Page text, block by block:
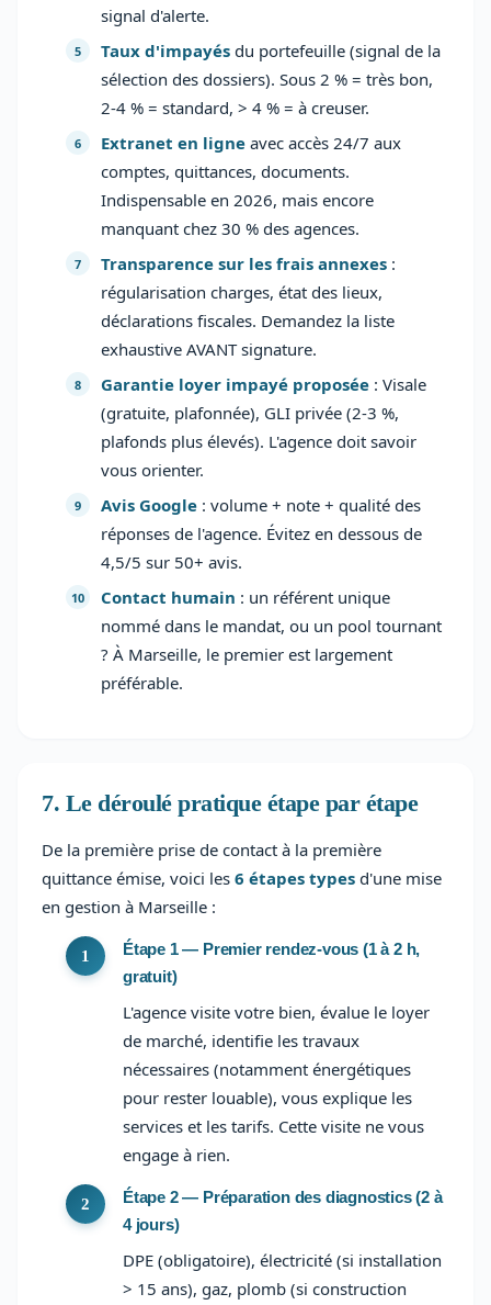
signal d'alerte.
Taux d'impayés du portefeuille (signal de la
sélection des dossiers). Sous 2 % = très bon,
2-4 % = standard, > 4 % = à creuser.
Extranet en ligne avec accès 24/7 aux
comptes, quittances, documents.
Indispensable en 2026, mais encore
manquant chez 30 % des agences.
Transparence sur les frais annexes :
régularisation charges, état des lieux,
déclarations fiscales. Demandez la liste
exhaustive AVANT signature.
Garantie loyer impayé proposée : Visale
(gratuite, plafonnée), GLI privée (2-3 %,
plafonds plus élevés). L'agence doit savoir
vous orienter.
Avis Google : volume + note + qualité des
réponses de l'agence. Évitez en dessous de
4,5/5 sur 50+ avis.
Contact humain : un référent unique
nommé dans le mandat, ou un pool tournant
? À Marseille, le premier est largement
préférable.
7. Le déroulé pratique étape par étape
De la première prise de contact à la première
quittance émise, voici les 6 étapes types d'une mise
en gestion à Marseille :
Étape 1 — Premier rendez-vous (1 à 2 h,
gratuit)
L'agence visite votre bien, évalue le loyer
de marché, identifie les travaux
nécessaires (notamment énergétiques
pour rester louable), vous explique les
services et les tarifs. Cette visite ne vous
engage à rien.
Étape 2 — Préparation des diagnostics (2 à
4 jours)
DPE (obligatoire), électricité (si installation
> 15 ans), gaz, plomb (si construction